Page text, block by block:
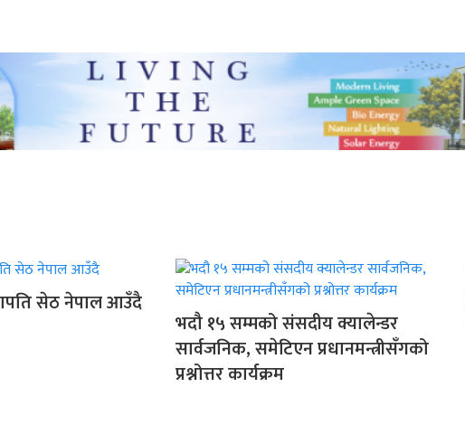
सेठ नेपाल आउँदै
भदौ १५ सम्मको संसदीय क्यालेन्डर
सार्वजनिक, समेटिएन प्रधानमन्त्रीसँगको
प्रश्नोत्तर कार्यक्रम